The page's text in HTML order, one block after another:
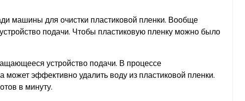
машины для очистки пластиковой пленки. Вообще
подачи. Чтобы пластиковую пленку можно было
устройство подачи. В процессе
эффективно удалить воду из пластиковой пленки.
в минуту.